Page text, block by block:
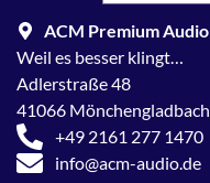
ACM Premium Audio
Weil es besser klingt…
Adlerstraße 48
41066 Mönchengladbach
+49 2161 277 1470
info@acm-audio.de